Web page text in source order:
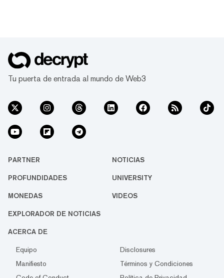
Tu puerta de entrada al mundo de Web3
PARTNER NOTICIAS
PROFUNDIDADES UNIVERSITY
MONEDAS VIDEOS
EXPLORADOR DE NOTICIAS
ACERCA DE
Equipo
Disclosures
Manifiesto
Términos y Condiciones